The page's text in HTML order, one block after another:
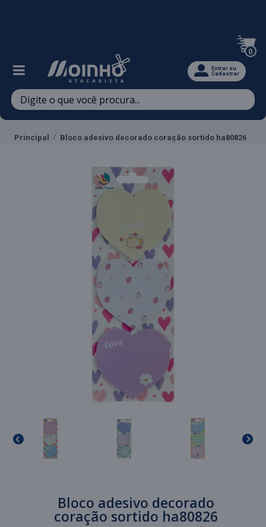
0
Entrar ou
Cadastrar
Principal Bloco adesivo decorado coração sortido ha80826
Bloco adesivo decorado
coração sortido ha80826